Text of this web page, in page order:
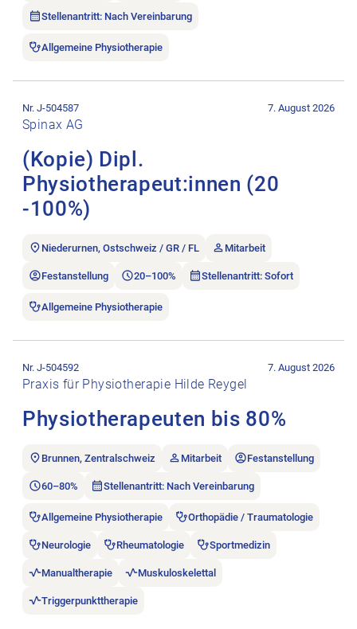
Stellenantritt: Nach Vereinbarung
Allgemeine Physiotherapie
Spinax AG
(Kopie) Dipl.
Physiotherapeut:innen (20
-100%)
Nr. J-504587 7. August 2026
Niederurnen, Ostschweiz / GR / FL Mitarbeit
Festanstellung 20–100% Stellenantritt: Sofort
Allgemeine Physiotherapie
Praxis für Physiotherapie Hilde Reygel
Physiotherapeuten bis 80%
Nr. J-504592 7. August 2026
Brunnen, Zentralschweiz Mitarbeit Festanstellung
60–80% Stellenantritt: Nach Vereinbarung
Allgemeine Physiotherapie Orthopädie / Traumatologie
Neurologie Rheumatologie Sportmedizin
Manualtherapie Muskuloskelettal
Triggerpunkttherapie